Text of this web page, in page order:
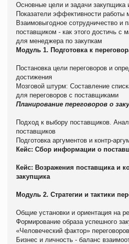
Основные цели и задачи закупщика
Показатели эффективности работы
Взаимовыгодное сотрудничество и
поставщиком - как этого достичь с
для менеджера по закупкам
Модуль 1. Подготовка к
Постановка цели переговоров и
достижения
Мозговой штурм: Составление
для переговоров с поставщиками
Планирование переговоров о
Подход к выбору поставщиков.
поставщиков
Подготовка аргументов и контр-
Кейс: Сбор информации о
Кейс: Возражения поставщика и
закупщика
Модуль 2. Стратегии и тактики
Общие установки и ориентация на
Формирование образа успешного
«Человеческий фактор» переговоров
Бизнес и личность - баланс